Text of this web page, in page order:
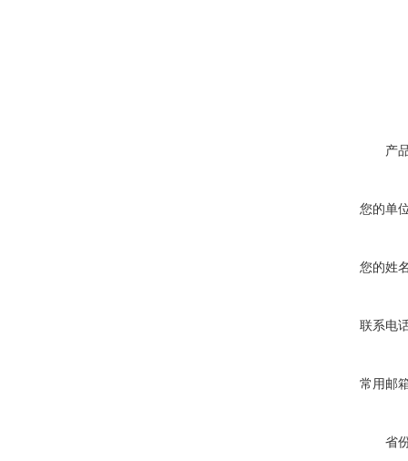
产
您的单
您的姓
联系电
常用邮
省